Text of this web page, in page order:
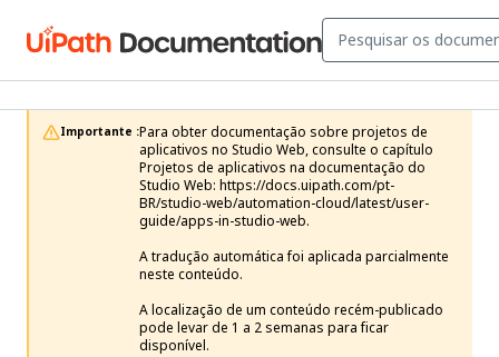
Importante :Para obter documentação sobre projetos de
aplicativos no Studio Web, consulte o capítulo
Projetos de aplicativos na documentação do
Studio Web: https://docs.uipath.com/pt-
BR/studio-web/automation-cloud/latest/user-
guide/apps-in-studio-web.
A tradução automática foi aplicada parcialmente
neste conteúdo.
A localização de um conteúdo recém-publicado
pode levar de 1 a 2 semanas para ficar
disponível.